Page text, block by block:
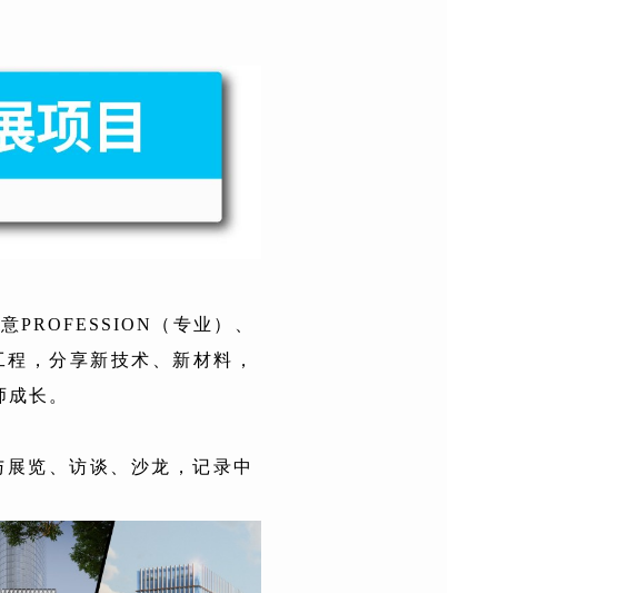
PROFESSION（专业）、
，分享新技术、新材料，
成长。
览、访谈、沙龙，记录中